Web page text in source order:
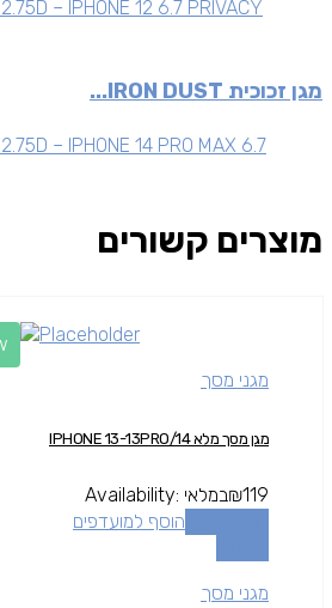
מגן זכוכית IRON DUST...
מוצרים קשורים
מגני מסך
מגן מסך מלא IPHONE 13-13PRO/14
₪119
Availability: במלאי
הוסף למועדפים
מגני מסך